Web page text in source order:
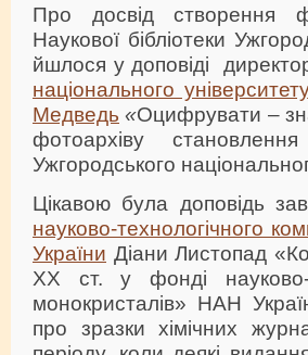
Про досвід створення
Наукової бібліотеки
йшлося у доповіді
національного університету
Медведь «Оцифрувати –
фотоархіву
Ужгородського
Цікавою була доповідь
науково-технологічного
України Діани Листопад
ХХ ст. у фонді науково-
монокристалів» НАН
про зразки хімічних